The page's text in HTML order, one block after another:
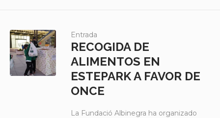
Entrada
RECOGIDA DE
ALIMENTOS EN
ESTEPARK A FAVOR DE
ONCE
La Fundació Albinegra ha organizado